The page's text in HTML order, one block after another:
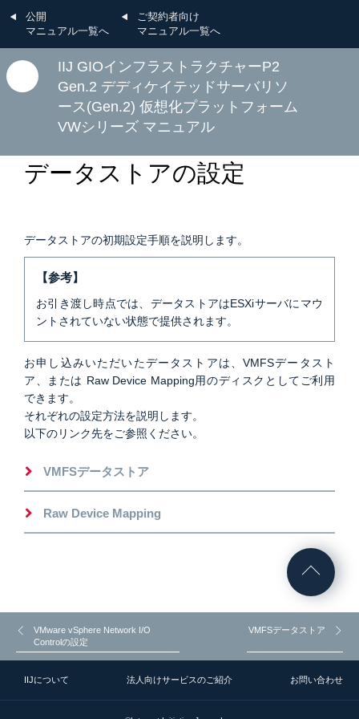
公開
マニュアル一覧へ
ご契約者向け
マニュアル一覧へ
IIJ GIOインフラストラクチャーP2
Gen.2 デディケイテッドサーバリソ
ース(Gen.2) 仮想化プラットフォーム
VWシリーズ マニュアル
D：仮想化プラットフォームのご利用方法 2.初期設定
データストアの設定
データストアの初期設定手順を説明します。
【参考】
お引き渡し時点では、データストアはESXiサーバにマウ
ントされていない状態で提供されます。
お申し込みいただいたデータストアは、VMFSデータスト
ア、または Raw Device Mapping用のディスクとしてご利用
できます。
それぞれの設定方法を説明します。
以下のリンク先をご参照ください。
VMFSデータストア
Raw Device Mapping
VMware vSphere Network I/O
Controlの設定
VMFSデータストア
IIJについて 法人向けサービスのご紹介 お問い合わせ